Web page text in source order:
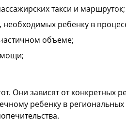
такси и маршруток;
ребенку в
объеме;
Они зависят от конкретных
ребенку в региональных